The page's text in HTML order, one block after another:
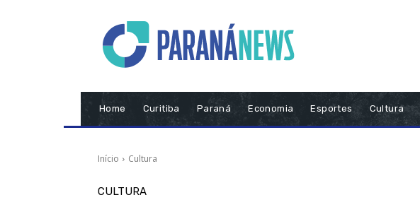
Home Curitiba Paraná Economia Esportes Cultura
Início Cultura
CULTURA